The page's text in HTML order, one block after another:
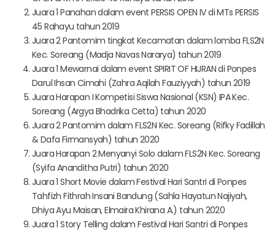
Juara 1 Panahan dalam event PERSIS OPEN IV di MTs PERSIS
45 Rahayu tahun 2019
Juara 2 Pantomim tingkat Kecamatan dalam lomba FLS2N
Kec. Soreang (Madja Navas Nararya) tahun 2019
Juara 1 Mewarnai dalam event SPIRIT OF HIJRAN di Ponpes
Darul Ihsan Cimahi (Zahra Aqilah Fauziyyah) tahun 2019
Juara Harapan I Kompetisi Siswa Nasional (KSN) IPA Kec.
Soreang (Argya Bhadrika Cetta) tahun 2020
Juara 2 Pantomim dalam FLS2N Kec. Soreang (Rifky Fadillah
& Dafa Firmansyah) tahun 2020
Juara Harapan 2 Menyanyi Solo dalam FLS2N Kec. Soreang
(Syifa Ananditha Putri) tahun 2020
Juara 1 Short Movie dalam Festival Hari Santri di Ponpes
Tahfizh Fithrah Insani Bandung (Sahla Hayatun Najiyah,
Dhiya Ayu Maisan, Elmaira Khirana A.) tahun 2020
Juara 1 Story Telling dalam Festival Hari Santri di Ponpes